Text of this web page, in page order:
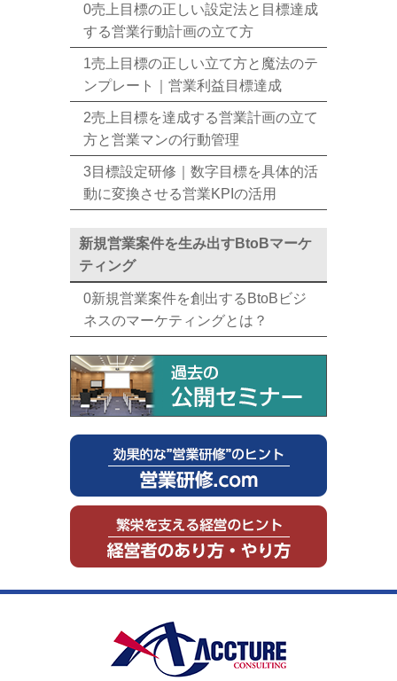
0売上目標の正しい設定法と目標達成
する営業行動計画の立て方
1売上目標の正しい立て方と魔法のテ
ンプレート｜営業利益目標達成
2売上目標を達成する営業計画の立て
方と営業マンの行動管理
3目標設定研修｜数字目標を具体的活
動に変換させる営業KPIの活用
新規営業案件を生み出すBtoBマーケ
ティング
0新規営業案件を創出するBtoBビジ
ネスのマーケティングとは？